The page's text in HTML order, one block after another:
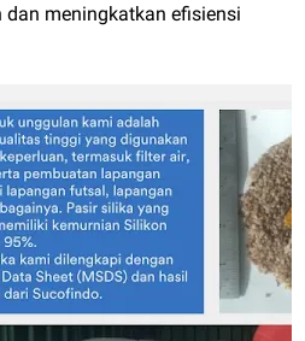
meningkatkan efisiensi